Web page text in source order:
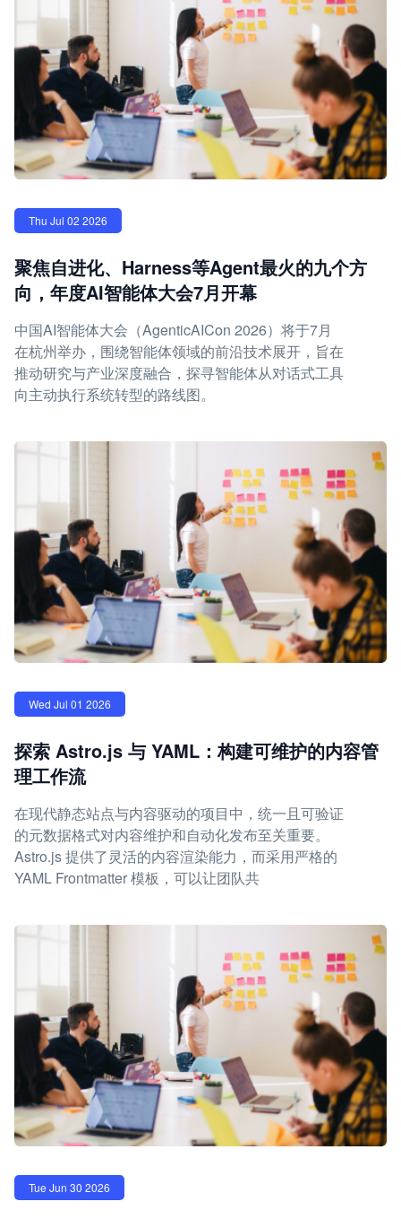
Thu Jul 02 2026
聚焦自进化、Harness等Agent最火的九个方
向，年度AI智能体大会7月开幕
中国AI智能体大会（AgenticAICon 2026）将于7月
在杭州举办，围绕智能体领域的前沿技术展开，旨在
推动研究与产业深度融合，探寻智能体从对话式工具
向主动执行系统转型的路线图。
Wed Jul 01 2026
探索 Astro.js 与 YAML：构建可维护的内容管
理工作流
在现代静态站点与内容驱动的项目中，统一且可验证
的元数据格式对内容维护和自动化发布至关重要。
Astro.js 提供了灵活的内容渲染能力，而采用严格的
YAML Frontmatter 模板，可以让团队共
Tue Jun 30 2026